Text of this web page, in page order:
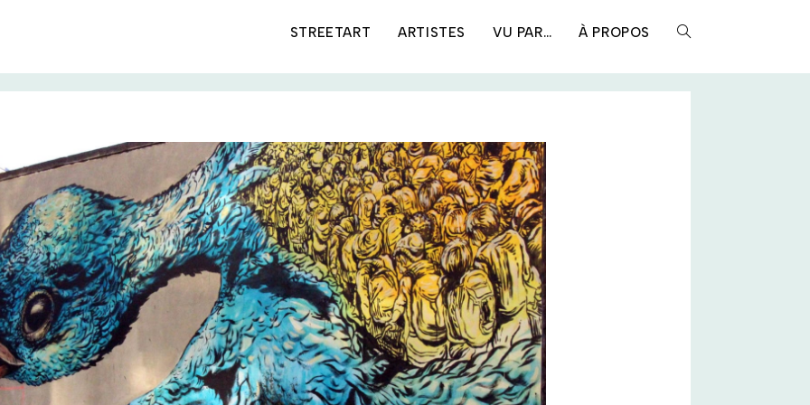
STREETART ARTISTES VU PAR… À PROPOS TOGGLE